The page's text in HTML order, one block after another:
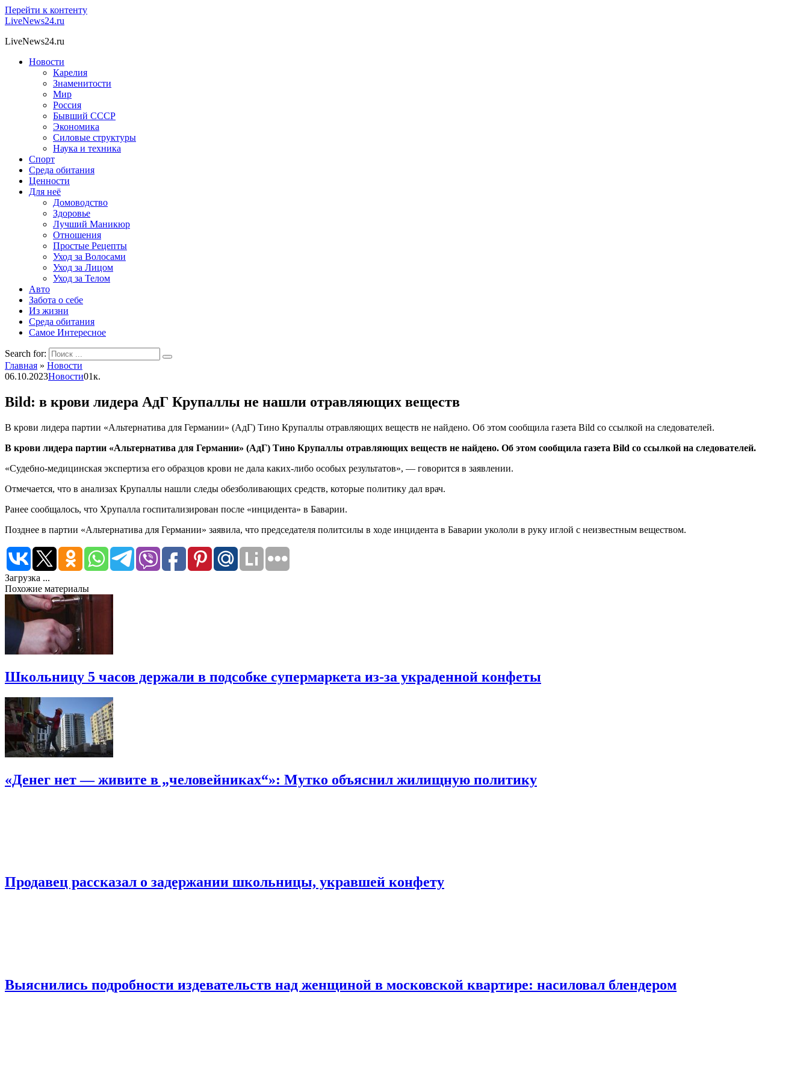
Перейти к контенту
LiveNews24.ru
LiveNews24.ru
Новости
Карелия
Знаменитости
Мир
Россия
Бывший СССР
Экономика
Силовые структуры
Наука и техника
Спорт
Среда обитания
Ценности
Для неё
Домоводство
Здоровье
Лучший Маникюр
Отношения
Простые Рецепты
Уход за Волосами
Уход за Лицом
Уход за Телом
Авто
Забота о себе
Из жизни
Среда обитания
Самое Интересное
Search for:
Главная » Новости
06.10.2023Новости01к.
Bild: в крови лидера АдГ Крупаллы не нашли отравляющих веществ
В крови лидера партии «Альтернатива для Германии» (АдГ) Тино Крупаллы отравляющих веществ не найдено. Об этом сообщила газета Bild со ссылкой на следователей.
В крови лидера партии «Альтернатива для Германии» (АдГ) Тино Крупаллы отравляющих веществ не найдено. Об этом сообщила газета Bild со ссылкой на следователей.
«Cудебно-медицинская экспертиза его образцов крови не дала каких-либо особых результатов», — говорится в заявлении.
Отмечается, что в анализах Крупаллы нашли следы обезболивающих средств, которые политику дал врач.
Ранее сообщалось, что Хрупалла госпитализирован после «инцидента» в Баварии.
Позднее в партии «Альтернатива для Германии» заявила, что председателя политсилы в ходе инцидента в Баварии укололи в руку иглой с неизвестным веществом.
Загрузка ...
Похожие материалы
Школьницу 5 часов держали в подсобке супермаркета из-за украденной конфеты
«Денег нет — живите в „человейниках“»: Мутко объяснил жилищную политику
Продавец рассказал о задержании школьницы, укравшей конфету
Выяснились подробности издевательств над женщиной в московской квартире: насиловал блендером